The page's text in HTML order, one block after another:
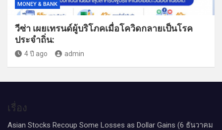
MONEY & BANK
วีซ่า เผยเทรนด์ผู้บริโภคเมื่อโควิดกลายเป็นโรค
ประจำถิ่น:
4 ปี ago admin
เรื่อง
Asian Stocks Recoup Some Losses as Dollar Gains (6 ธันวาคม